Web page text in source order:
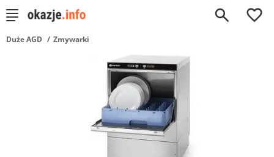
0
Duże AGD Zmywarki